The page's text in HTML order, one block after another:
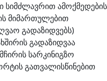
სიმძლავრით ამოქმედების
მიმართულებით
გადაზიდვებს)
გადაზიდვაა
სარკინიგზო
გათვალისწინებით